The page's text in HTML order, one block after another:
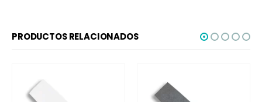
PRODUCTOS RELACIONADOS